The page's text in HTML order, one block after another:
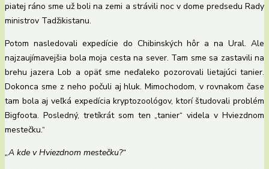
piatej ráno sme už boli na zemi a strávili noc v dome predsedu Rady
ministrov Tadžikistanu.
Potom nasledovali expedície do Chibinských hôr a na Ural. Ale
najzaujímavejšia bola moja cesta na sever. Tam sme sa zastavili na
brehu jazera Lob a opäť sme neďaleko pozorovali lietajúci tanier.
Dokonca sme z neho počuli aj hluk. Mimochodom, v rovnakom čase
tam bola aj veľká expedícia kryptozoológov, ktorí študovali problém
Bigfoota. Posledný, tretíkrát som ten „tanier“ videla v Hviezdnom
mestečku.“
„A kde v Hviezdnom mestečku?“